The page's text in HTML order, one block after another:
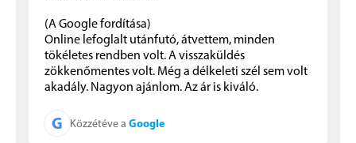
(A Google fordítása)
Online lefoglalt utánfutó, átvettem, minden
tökéletes rendben volt. A visszaküldés
zökkenőmentes volt. Még a délkeleti szél sem volt
akadály. Nagyon ajánlom. Az ár is kiváló.
G Közzétéve a Google